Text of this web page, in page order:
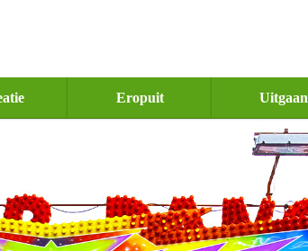
Eropuit Uitgaan